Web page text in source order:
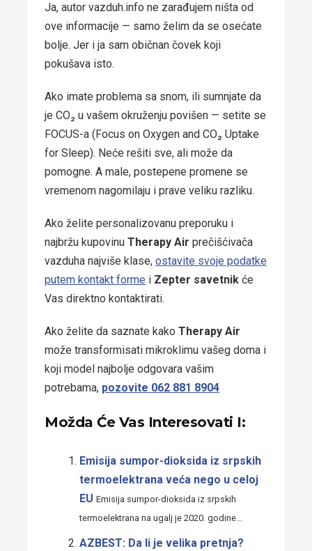
Ja, autor vazduh.info ne zarađujem ništa od
ove informacije — samo želim da se osećate
bolje. Jer i ja sam običnan čovek koji
pokušava isto.
Ako imate problema sa snom, ili sumnjate da
je CO₂ u vašem okruženju povišen — setite se
FOCUS-a (Focus on Oxygen and CO₂ Uptake
for Sleep). Neće rešiti sve, ali može da
pomogne. A male, postepene promene se
vremenom nagomilaju i prave veliku razliku.
Ako želite personalizovanu preporuku i
najbržu kupovinu Therapy Air prečišćivača
vazduha najviše klase, ostavite svoje podatke
putem kontakt forme i Zepter savetnik će
Vas direktno kontaktirati.
Ako želite da saznate kako Therapy Air
može transformisati mikroklimu vašeg doma i
koji model najbolje odgovara vašim
potrebama, pozovite 062 881 8904
Možda Će Vas Interesovati I:
Emisija sumpor-dioksida iz srpskih
termoelektrana veća nego u celoj
EU Emisija sumpor-dioksida iz srpskih
termoelektrana na ugalj je 2020. godine...
AZBEST: Da li je velika pretnja?